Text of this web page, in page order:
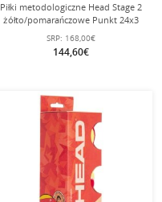
Piłki metodologiczne Head Stage 2
żółto/pomarańczowe Punkt 24x3
sztuki w kartonie
SRP: 168,00€
144,60€